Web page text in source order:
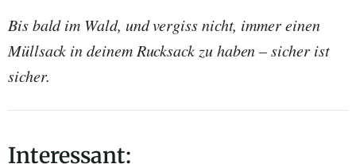
Bis bald im Wald, und vergiss nicht, immer einen
Müllsack in deinem Rucksack zu haben – sicher ist
sicher.
Interessant: